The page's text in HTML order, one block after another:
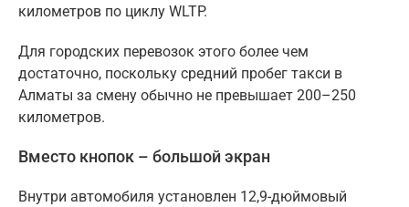
километров по циклу WLTP.
Для городских перевозок этого более чем
достаточно, поскольку средний пробег такси в
Алматы за смену обычно не превышает 200–250
километров.
Вместо кнопок – большой экран
Внутри автомобиля установлен 12,9-дюймовый